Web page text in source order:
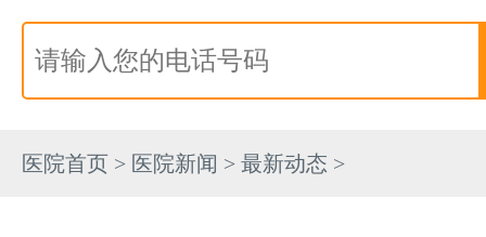
医院首页 > 医院新闻 > 最新动态 >